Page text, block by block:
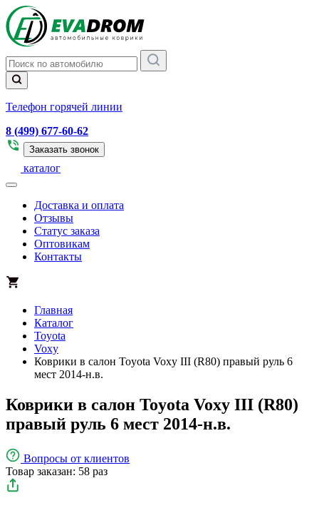
Телефон горячей линии
8 (499) 677-60-62
Заказать звонок
каталог
Доставка и оплата
Отзывы
Статус заказа
Оптовикам
Контакты
Главная
Каталог
Toyota
Voxy
Коврики в салон Toyota Voxy III (R80) правый руль 6
мест 2014-н.в.
Коврики в салон Toyota Voxy III (R80)
правый руль 6 мест 2014-н.в.
Вопросы от клиентов
Товар заказан: 58 раз